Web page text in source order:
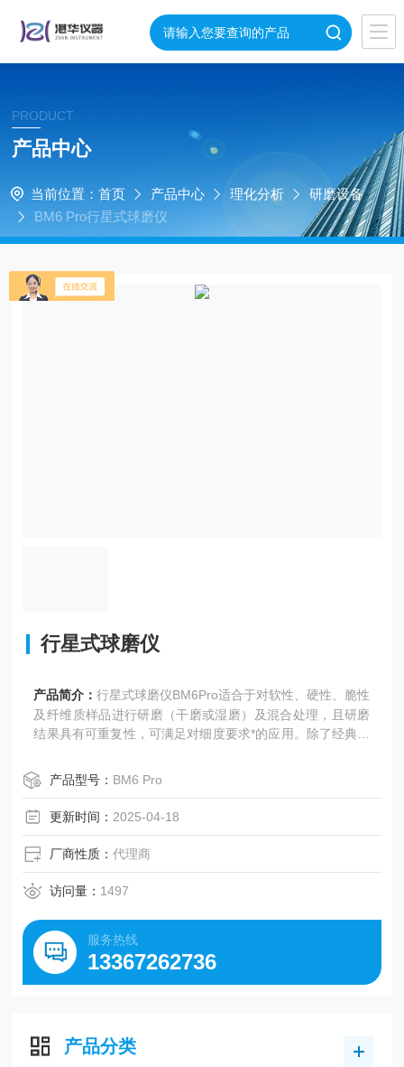
PRODUCT
产品中心
当前位置： 首页 产品中心 理化分析
研磨设备
BM6 Pro行星式球磨仪
行星式球磨仪
产品简介：行星式球磨仪BM6Pro适合于对软性、硬性、脆性
及纤维质样品进行研磨（干磨或湿磨）及混合处理，且研磨
结果具有可重复性，可满足对细度要求*的应用。除了经典的
入可以满足机械法制备合金的要求。
产品型号： BM6 Pro
更新时间： 2025-04-18
厂商性质：代理商
访问量： 1497
服务热线
13367262736
产品分类